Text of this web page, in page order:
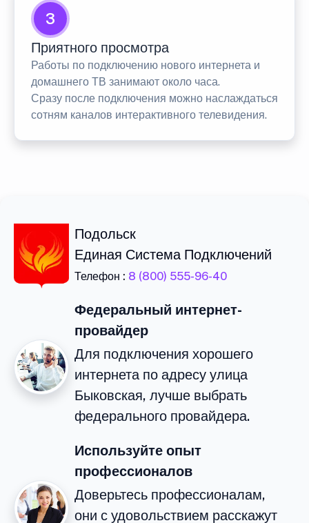
3
Приятного просмотра
Работы по подключению нового интернета и
домашнего ТВ занимают около часа.
Сразу после подключения можно наслаждаться
сотням каналов интерактивного телевидения.
Подольск
Единая Система Подключений
Телефон : 8 (800) 555-96-40
Федеральный интернет-
провайдер
Для подключения хорошего
интернета по адресу улица
Быковская, лучше выбрать
федерального провайдера.
Используйте опыт
профессионалов
Доверьтесь профессионалам,
они с удовольствием расскажут